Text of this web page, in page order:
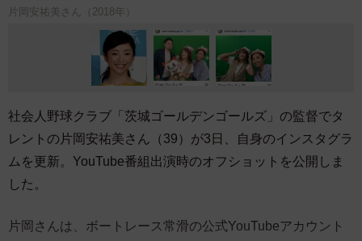
片岡安祐美さん（2018年）
社会人野球クラブ「茨城ゴールデンゴールズ」の監督でタ
レントの片岡安祐美さん（39）が3日、自身のインスタグラ
ムを更新。YouTube番組出演時のオフショットを公開しま
した。
片岡さんは、ボートレース常滑の公式YouTubeアカウント